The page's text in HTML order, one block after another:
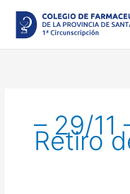
contenido
– 29/11
Retiro